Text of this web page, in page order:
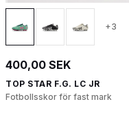
+3
400,00 SEK
TOP STAR F.G. LC JR
Fotbollsskor för fast mark